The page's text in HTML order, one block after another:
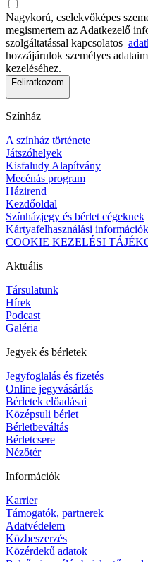
Nagykorú, cselekvőképes
megismertem az Adatkezelő
szolgáltatással kapcsolatos
hozzájárulok személyes
kezeléséhez.
Feliratkozom
Színház
A színház története
Játszóhelyek
Kisfaludy Alapítvány
Mecénás program
Házirend
Kezdőoldal
Színházjegy és bérlet cégeknek
Kártyafelhasználási információk
COOKIE KEZELÉSI
Aktuális
Társulatunk
Hírek
Podcast
Galéria
Jegyek és bérletek
Jegyfoglalás és fizetés
Online jegyvásárlás
Bérletek előadásai
Középsuli bérlet
Bérletbeváltás
Bérletcsere
Nézőtér
Információk
Karrier
Támogatók, partnerek
Adatvédelem
Közbeszerzés
Közérdekű adatok